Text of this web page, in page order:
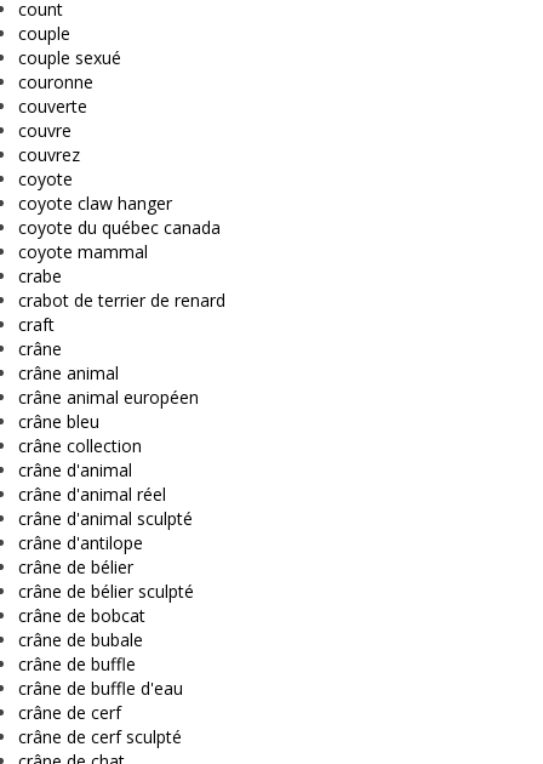
count
couple
couple sexué
couronne
couverte
couvre
couvrez
coyote
coyote claw hanger
coyote du québec canada
coyote mammal
crabe
crabot de terrier de renard
craft
crâne
crâne animal
crâne animal européen
crâne bleu
crâne collection
crâne d'animal
crâne d'animal réel
crâne d'animal sculpté
crâne d'antilope
crâne de bélier
crâne de bélier sculpté
crâne de bobcat
crâne de bubale
crâne de buffle
crâne de buffle d'eau
crâne de cerf
crâne de cerf sculpté